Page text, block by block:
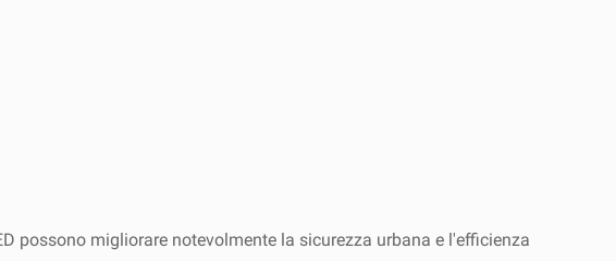
possono migliorare notevolmente la sicurezza urbana e l'efficienza